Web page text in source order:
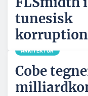
tunesisk
ARKITEKTUR
Cobe